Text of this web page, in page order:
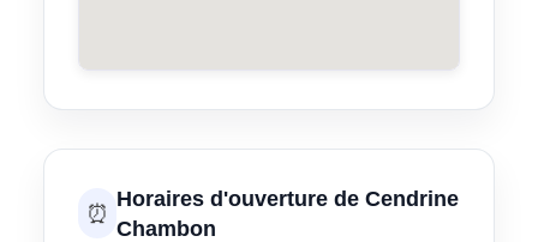
⏰ Horaires d'ouverture de Cendrine
Chambon